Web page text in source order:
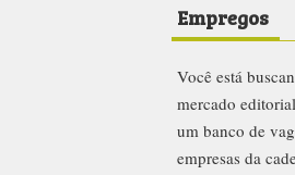
Empregos
Você está
mercado
um banco de
empresas da